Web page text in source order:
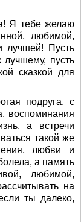
Я тебе желаю
любимой,
лучшей! Пусть
лучшему, пусть
сказкой для
подруга, с
воспоминания
а встречи
такой же
любви и
а память
любимой,
на
ты далеко,